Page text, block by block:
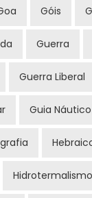
Góis
Guerra
Guerra Liberal
Guia Náutico
Hidrotermalismo